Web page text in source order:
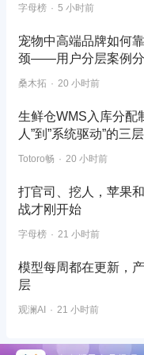
字母榜 5 小时前
宠物中高端品牌如何
颈——用户分层案例
桑木拓 20 小时前
生鲜仓WMS入库分配
人”到”系统驱动”的三
Totoro畅 20 小时前
打官司、挖人，苹果
战才刚开始
字母榜 21 小时前
模型每周都在更新，
层
观澜AI 21 小时前